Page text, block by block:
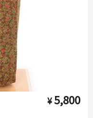
¥5,800